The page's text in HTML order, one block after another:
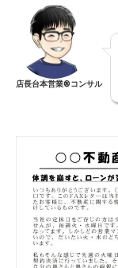
店長台本営業®︎コンサル